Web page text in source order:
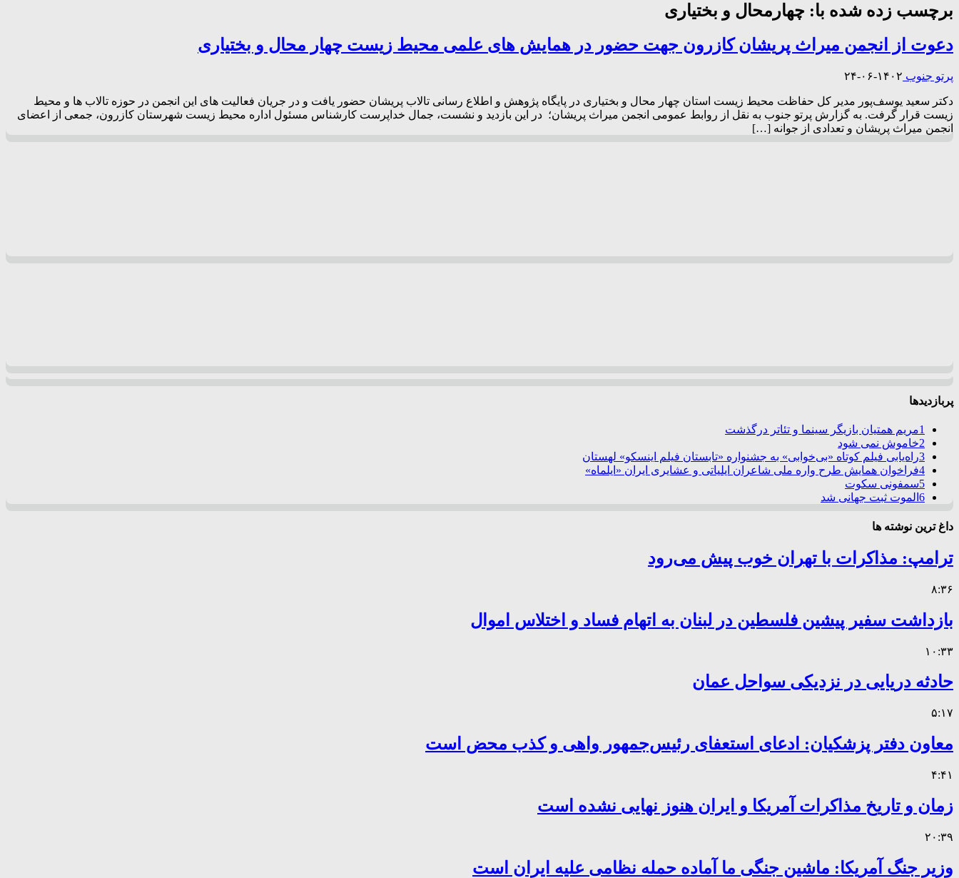
برچسب زده شده با: چهارمحال و بختیاری
دعوت از انجمن میراث پریشان کازرون جهت حضور در همایش های علمی محیط زیست چهار محال و بختیاری
پرتو جنوب ۱۴۰۲-۰۶-۲۴
دکتر سعید یوسف‌پور مدیر کل حفاظت محیط زیست استان چهار محال و بختیاری در پایگاه پژوهش و اطلاع رسانی تالاب پریشان حضور یافت و در جریان فعالیت های این انجمن در حوزه تالاب ها و محیط
زیست قرار گرفت. به گزارش پرتو جنوب به نقل از روابط عمومی انجمن میراث پریشان؛ در این بازدید و نشست، جمال خداپرست کارشناس مسئول اداره محیط زیست شهرستان کازرون، جمعی از اعضای
انجمن میراث پریشان و تعدادی از جوانه […]
پربازدیدها
1مریم همتیان بازیگر سینما و تئاتر درگذشت
2خاموش نمی شود
3راه‌یابی فیلم کوتاه «بی‌خوابی» به جشنواره «تابستان فیلم اینسکو» لهستان
4فراخوان همایش طرح واره ملی شاعران ایلیاتی و عشایری ایران «ایلماه»
5سمفونی سکوت
6 الموت ثبت جهانی شد
داغ ترین نوشته ها
ترامپ: مذاکرات با تهران خوب پیش می‌رود
۸:۳۶
بازداشت سفیر پیشین فلسطین در لبنان به اتهام فساد و اختلاس اموال
۱۰:۳۳
حادثه دریایی در نزدیکی سواحل عمان
۵:۱۷
معاون دفتر پزشکیان: ادعای استعفای رئیس‌جمهور واهی و کذب محض است
۴:۴۱
زمان و تاریخ مذاکرات آمریکا و ایران هنوز نهایی نشده است
۲۰:۳۹
وزیر جنگ آمریکا: ماشین جنگی ما آماده حمله نظامی علیه ایران است